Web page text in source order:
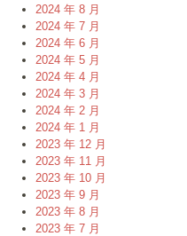
2024 年 8 月
2024 年 7 月
2024 年 6 月
2024 年 5 月
2024 年 4 月
2024 年 3 月
2024 年 2 月
2024 年 1 月
2023 年 12 月
2023 年 11 月
2023 年 10 月
2023 年 9 月
2023 年 8 月
2023 年 7 月